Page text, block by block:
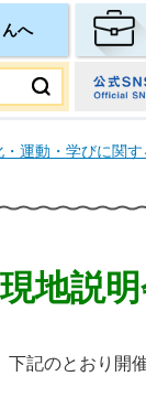
へ
・運動・学びに関
地説
記のとおり開